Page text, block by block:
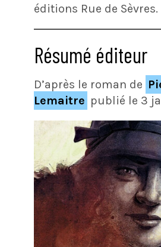
éditions Rue de Sèvres.
Résumé éditeur
D’après le roman de
Lemaitre publié le 3